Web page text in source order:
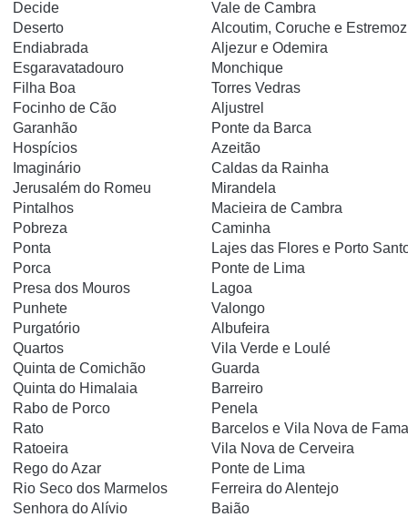
Decide
Vale de Cambra
Deserto
Alcoutim, Coruche e Estremoz
Endiabrada
Aljezur e Odemira
Esgaravatadouro
Monchique
Filha Boa
Torres Vedras
Focinho de Cão
Aljustrel
Garanhão
Ponte da Barca
Hospícios
Azeitão
Imaginário
Caldas da Rainha
Jerusalém do Romeu
Mirandela
Pintalhos
Macieira de Cambra
Pobreza
Caminha
Ponta
Lajes das Flores e Porto
Porca
Ponte de Lima
Presa dos Mouros
Lagoa
Punhete
Valongo
Purgatório
Albufeira
Quartos
Vila Verde e Loulé
Quinta de Comichão
Guarda
Quinta do Himalaia
Barreiro
Rabo de Porco
Penela
Rato
Barcelos e Vila Nova de
Ratoeira
Vila Nova de Cerveira
Rego do Azar
Ponte de Lima
Rio Seco dos Marmelos
Ferreira do Alentejo
Senhora do Alívio
Baião